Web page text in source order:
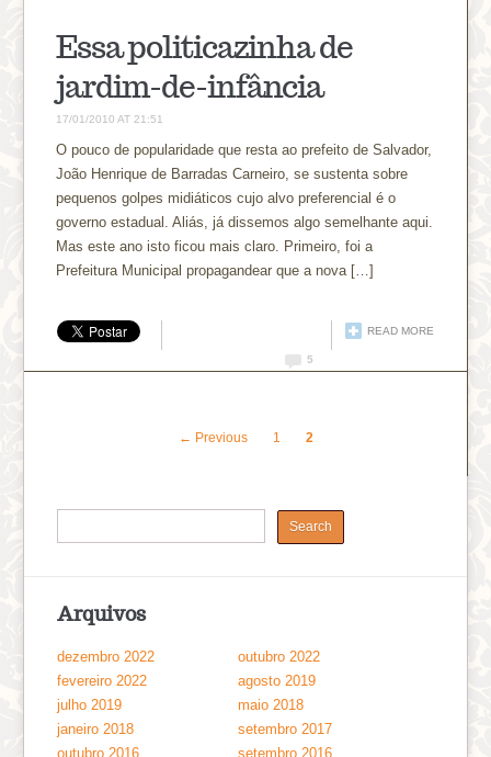
Essa politicazinha de
jardim-de-infância
17/01/2010 AT 21:51
O pouco de popularidade que resta ao prefeito de Salvador,
João Henrique de Barradas Carneiro, se sustenta sobre
pequenos golpes midiáticos cujo alvo preferencial é o
governo estadual. Aliás, já dissemos algo semelhante aqui.
Mas este ano isto ficou mais claro. Primeiro, foi a
Prefeitura Municipal propagandear que a nova […]
READ MORE
5
← Previous 1 2
Arquivos
dezembro 2022
outubro 2022
fevereiro 2022
agosto 2019
julho 2019
maio 2018
janeiro 2018
setembro 2017
outubro 2016
setembro 2016